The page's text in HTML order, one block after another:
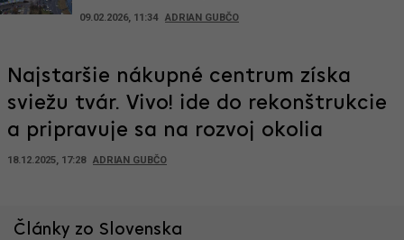
09.02.2026, 11:34 ADRIAN GUBČO
Najstaršie nákupné centrum získa
sviežu tvár. Vivo! ide do rekonštrukcie
a pripravuje sa na rozvoj okolia
18.12.2025, 17:28 ADRIAN GUBČO
Články zo Slovenska